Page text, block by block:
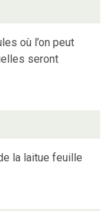
où l’on peut
seront
la laitue feuille